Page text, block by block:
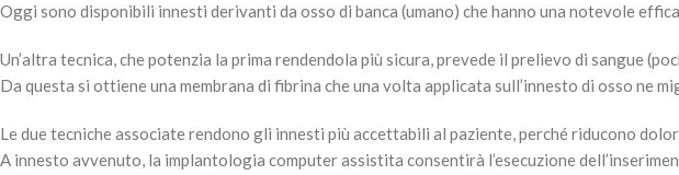
Oggi sono disponibili innesti derivanti da osso di banca (umano) che hanno una notevole
Un’altra tecnica, che potenzia la prima rendendola più sicura, prevede il prelievo di sangue
Da questa si ottiene una membrana di fibrina che una volta applicata sull’innesto di osso ne
Ledue tecniche associaterendono gli innesti più accettabili al paziente, perché riducono
A innesto avvenuto, la implantologia computer assistita consentirà l’esecuzione